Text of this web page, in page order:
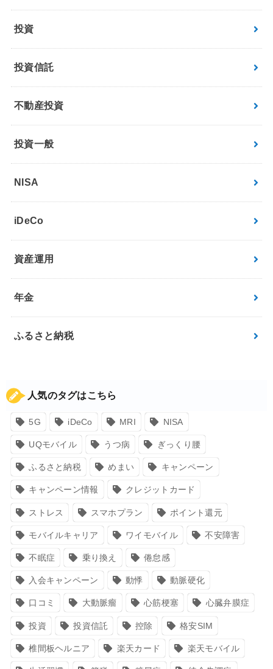
投資
投資信託
不動産投資
投資一般
NISA
iDeCo
資産運用
年金
ふるさと納税
人気のタグはこちら
5G iDeCo MRI NISA
UQモバイル うつ病 ぎっくり腰
ふるさと納税 めまい キャンペーン
キャンペーン情報 クレジットカード
ストレス スマホプラン ポイント還元
モバイルキャリア ワイモバイル 不安障害
不眠症 乗り換え 倦怠感
入会キャンペーン 動悸 動脈硬化
口コミ 大動脈瘤 心筋梗塞 心臓弁膜症
投資 投資信託 控除 格安SIM
椎間板ヘルニア 楽天カード 楽天モバイル